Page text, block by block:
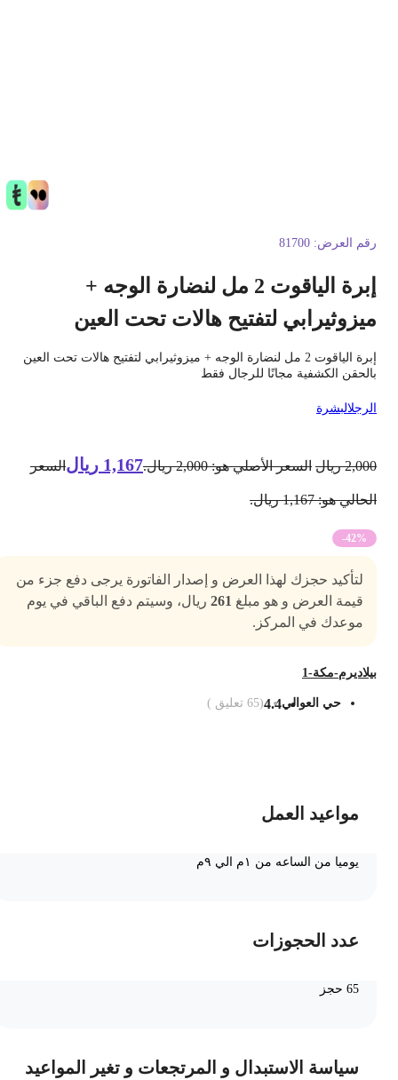
العرض: 81700
إبرة الياقوت 2 مل لنضارة الوجه +
لتفتيح هالات تحت العين
إبرة الياقوت 2 مل لنضارة الوجه + ميزوثيرابي لتفتيح هالات تحت العين
الكشفية مجانًا للرجال فقط
البشرة
ريال السعر الأصلي هو: 2,000 ريال. 1,167 ريال السعر
هو: 1,167 ريال.
-42%
لتأكيد حجزك لهذا العرض و إصدار الفاتورة يرجى دفع جزء من
قيمة العرض و هو مبلغ261 ريال، وسيتم دفع الباقي في يوم
موعدك في المركز.
مكة-1
حي العوالي4.4
(
65تعليق )
مواعيد العمل
يوميا من الساعه من ١م الي ٩م
عدد الحجوزات
سياسة الاستبدال و المرتجعات و تغير المواعيد